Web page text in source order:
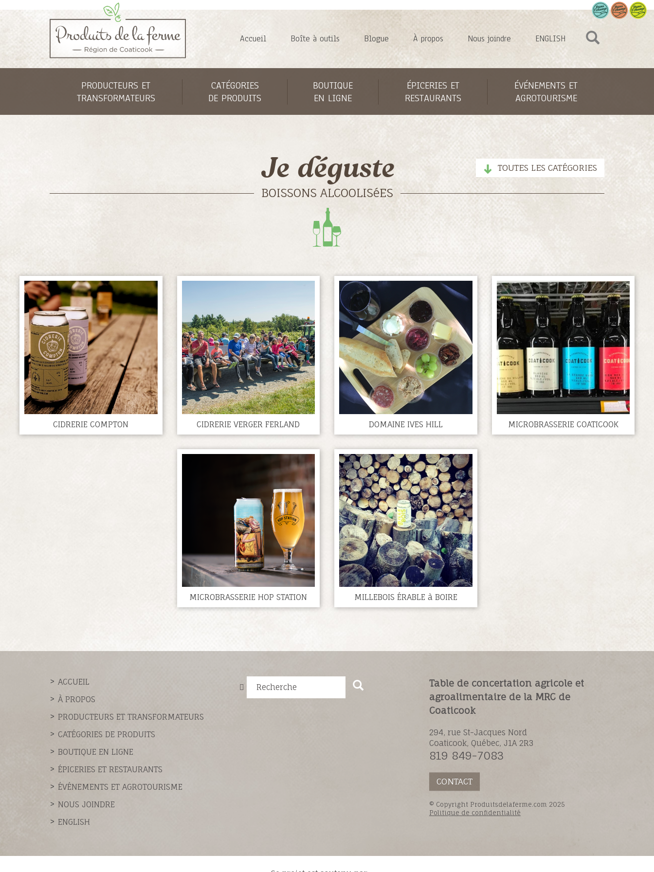
Accueil Boîte à outils Blogue À propos Nous joindre ENGLISH
PRODUCTEURS ET
TRANSFORMATEURS
CATÉGORIES
DE PRODUITS
BOUTIQUE
EN LIGNE
ÉPICERIES ET
RESTAURANTS
ÉVÉNEMENTS ET
AGROTOURISME
Je déguste
BOISSONS ALCOOLISéES
TOUTES LES CATÉGORIES
CIDRERIE COMPTON CIDRERIE VERGER FERLAND DOMAINE IVES HILL MICROBRASSERIE COATICOOK
MICROBRASSERIE HOP STATION MILLEBOIS ÉRABLE à BOIRE
ACCUEIL
À PROPOS
PRODUCTEURS ET TRANSFORMATEURS
CATÉGORIES DE PRODUITS
BOUTIQUE EN LIGNE
ÉPICERIES ET RESTAURANTS
ÉVÉNEMENTS ET AGROTOURISME
NOUS JOINDRE
ENGLISH
Recherche
Table de concertation agricole et
agroalimentaire de la MRC de
Coaticook
294, rue St-Jacques Nord
Coaticook, Québec, J1A 2R3
819 849-7083
CONTACT
© Copyright Produitsdelaferme.com 2025
Politique de confidentialité